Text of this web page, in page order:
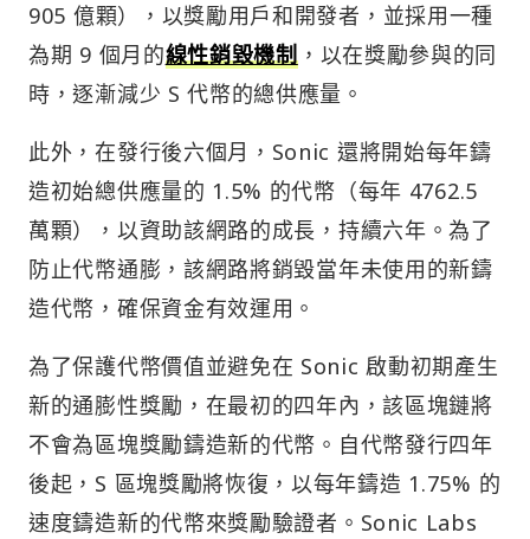
905 億顆），以獎勵用戶和開發者，並採用一種
為期 9 個月的線性銷毀機制，以在獎勵參與的同
時，逐漸減少 S 代幣的總供應量。
此外，在發行後六個月，Sonic 還將開始每年鑄
造初始總供應量的 1.5% 的代幣（每年 4762.5
萬顆），以資助該網路的成長，持續六年。為了
防止代幣通膨，該網路將銷毀當年未使用的新鑄
造代幣，確保資金有效運用。
為了保護代幣價值並避免在 Sonic 啟動初期產生
新的通膨性獎勵，在最初的四年內，該區塊鏈將
不會為區塊獎勵鑄造新的代幣。自代幣發行四年
後起，S 區塊獎勵將恢復，以每年鑄造 1.75% 的
速度鑄造新的代幣來獎勵驗證者。Sonic Labs